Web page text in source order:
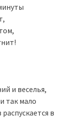
и веселья,
так мало
в